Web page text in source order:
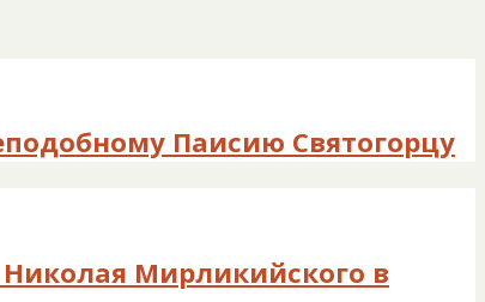
Паисию Святогорцу
Мирликийского в